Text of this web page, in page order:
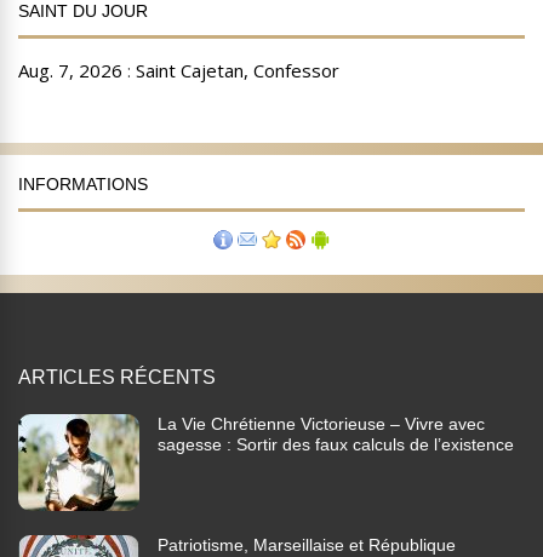
SAINT DU JOUR
INFORMATIONS
ARTICLES RÉCENTS
La Vie Chrétienne Victorieuse – Vivre avec
sagesse : Sortir des faux calculs de l’existence
Patriotisme, Marseillaise et République